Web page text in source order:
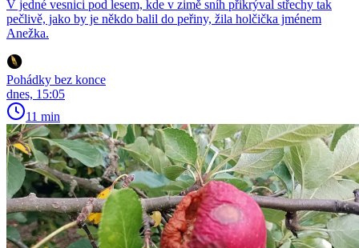
V jedné vesnici pod lesem, kde v zimě sníh přikrýval střechy tak
pečlivě, jako by je někdo balil do peřiny, žila holčička jménem
Anežka.
Pohádky bez konce
dnes, 15:05
11 min